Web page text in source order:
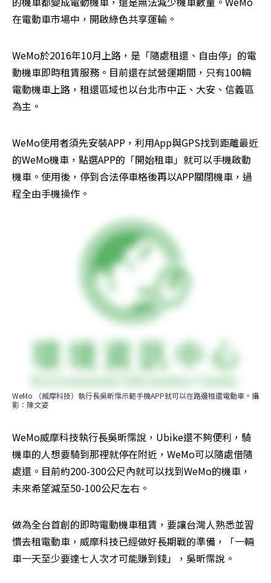
在電動車市場中，開啟綠色共享運輸。
WeMo於2016年10月上路，是「隨處租還、自由停」的電
動機車即時租賃服務。目前還在試營運期間，只有100輛
電動機車上路，租還區域也以台北市中正、大安、信義區
為主。
WeMo使用者須先安裝APP，利用App與GPS找到距離最近
的WeMo機車，點選APP的「開始租車」就可以手機啟動
機車。使用後，停到合法停車格後再以APP關閉機車，過
程全由手機操作。
WeMo （威摩科技）執行長吳昕霈示範手機APP就可以在路邊租還電動車。攝
影：陳文姿
WeMo威摩科技執行長吳昕霈說，Ubike還不夠便利，騎
機車的人想要騎到那裡就停在附近，WeMo可以隨處借隨
處還。目前約200-300公尺內就可以找到WeMo的機車，
未來希望減至50-100公尺左右。
做為全台首創的即時電動機車租賃，要讓台灣人熟悉並習
慣去租電動車，威摩科技已經做好長期戰的準備，「一輛
車一天至少要達七人次才可能賺到錢」，吳昕霈說。